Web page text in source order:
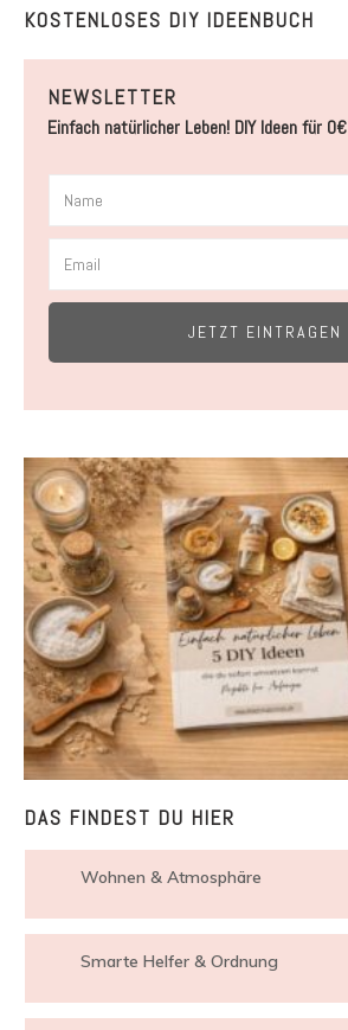
KOSTENLOSES DIY IDEENBUCH
NEWSLETTER
Einfach natürlicher Leben! DIY Ideen für 0€
JETZT EINTRAGEN
DAS FINDEST DU HIER
Wohnen & Atmosphäre
Smarte Helfer & Ordnung